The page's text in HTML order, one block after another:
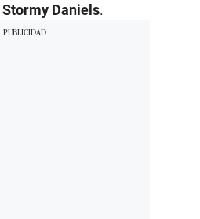
Stormy Daniels.